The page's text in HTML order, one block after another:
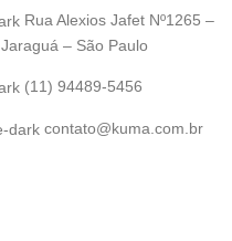
Rua Alexios Jafet Nº1265 –
– São Paulo
(11) 94489-5456
contato@kuma.com.br